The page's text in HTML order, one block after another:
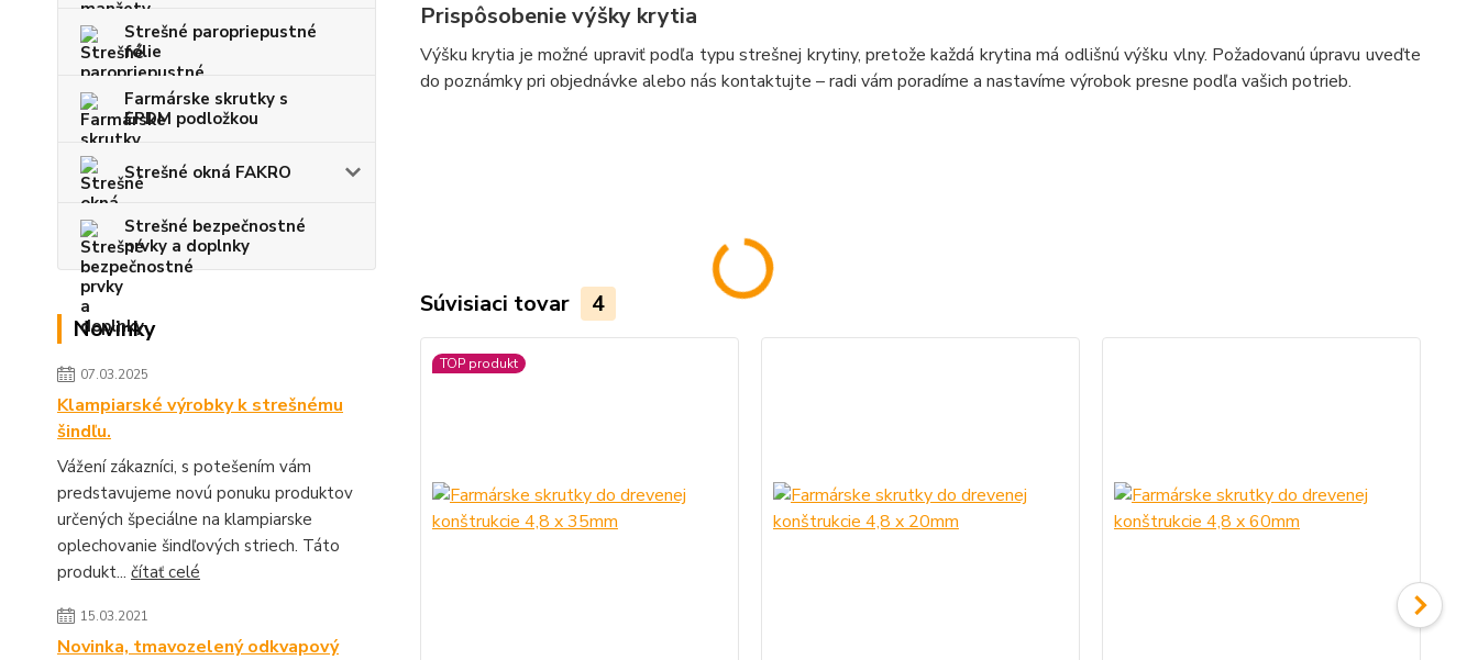
Strešné paropriepustné
fólie
Farmárske skrutky s
EPDM podložkou
Strešné okná FAKRO
Strešné bezpečnostné
prvky a doplnky
Novinky
07.03.2025
Klampiarské výrobky k strešnému
šindľu.
Vážení zákazníci, s potešením vám
predstavujeme novú ponuku produktov
určených špeciálne na klampiarske
oplechovanie šindľových striech. Táto
produkt... čítať celé
15.03.2021
Novinka, tmavozelený odkvapový
Prispôsobenie výšky krytia
Výšku krytia je možné upraviť podľa typu strešnej krytiny, pretože každá krytina má odlišnú výšku vlny. Požadovanú úpravu uveďte
do poznámky pri objednávke alebo nás kontaktujte – radi vám poradíme a nastavíme výrobok presne podľa vašich potrieb.
Súvisiaci tovar 4
TOP produkt